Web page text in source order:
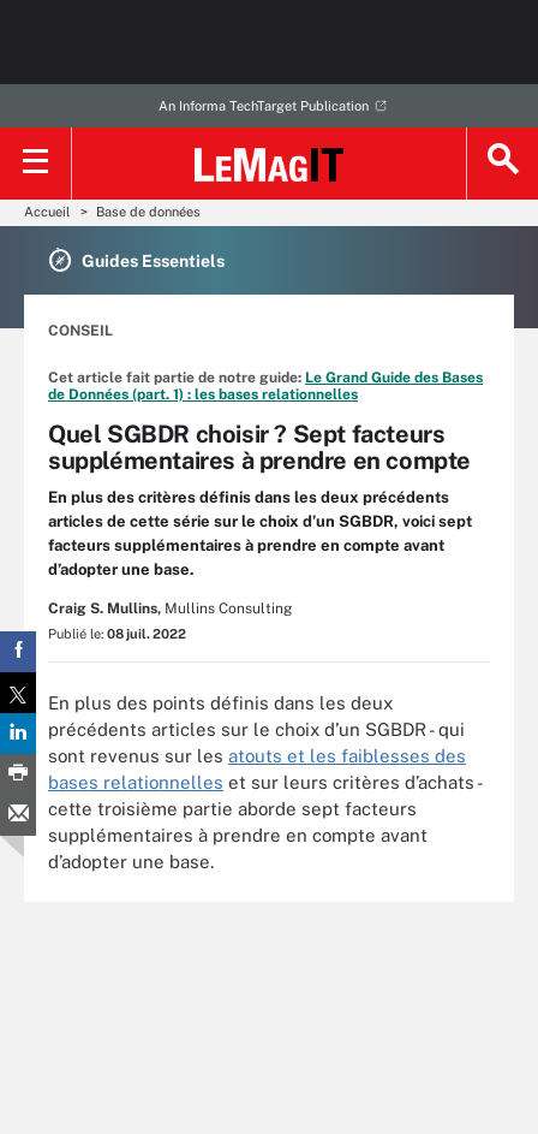
An Informa TechTarget Publication
Accueil Base de données
Guides Essentiels
CONSEIL
Cet article fait partie de notre guide: Le Grand Guide des Bases
de Données (part. 1) : les bases relationnelles
Quel SGBDR choisir ? Sept facteurs
supplémentaires à prendre en compte
En plus des critères définis dans les deux précédents
articles de cette série sur le choix d’un SGBDR, voici sept
facteurs supplémentaires à prendre en compte avant
d’adopter une base.
Craig S. Mullins, Mullins Consulting
Publié le: 08 juil. 2022
En plus des points définis dans les deux
précédents articles sur le choix d’un SGBDR - qui
sont revenus sur les atouts et les faiblesses des
bases relationnelles et sur leurs critères d’achats -
cette troisième partie aborde sept facteurs
supplémentaires à prendre en compte avant
d’adopter une base.